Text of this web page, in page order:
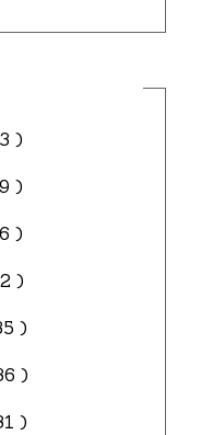
)
)
)
)
)
)
)